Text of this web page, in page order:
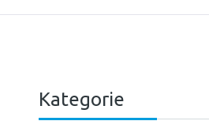
Kategorie